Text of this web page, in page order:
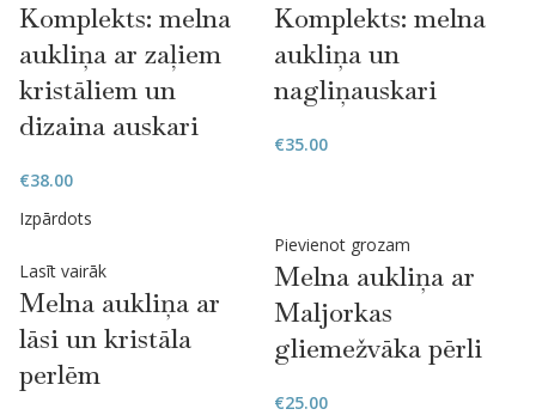
Komplekts: melna
aukliņa ar zaļiem
kristāliem un
dizaina auskari
€38.00
Komplekts: melna
aukliņa un
nagliņauskari
€35.00
Izpārdots
Lasīt vairāk
Melna aukliņa ar
lāsi un kristāla
perlēm
Pievienot grozam
Melna aukliņa ar
Maljorkas
gliemežvāka pērli
€25.00